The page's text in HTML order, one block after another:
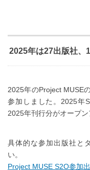
2025年は27出版社、
2025年のProject MUSE
参加しました。2025年
2025年刊行分がオープン
具体的な参加出版社と
い。
Project MUSE S2O参加